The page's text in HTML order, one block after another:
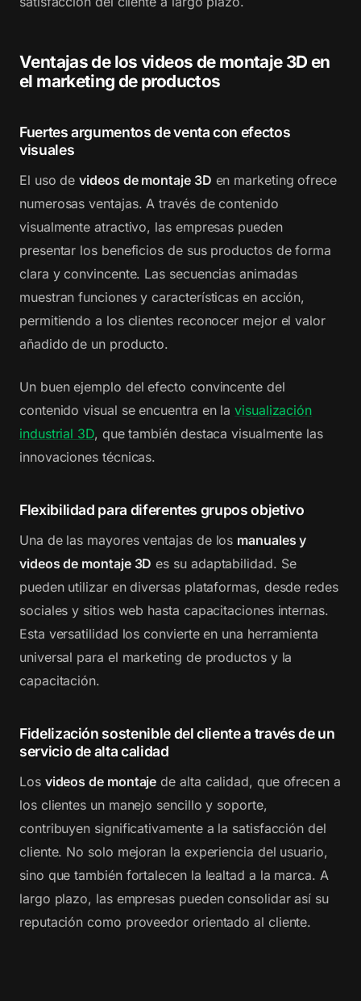
Ventajas de los videos de montaje 3D en
el marketing de productos
Fuertes argumentos de venta con efectos
visuales
El uso devideos de montaje 3D en marketing ofrece
numerosas ventajas. A través de contenido
visualmente atractivo, las empresas pueden
presentar los beneficios de sus productos de forma
clara y convincente. Las secuencias animadas
muestran funciones y características en acción,
permitiendo a los clientes reconocer mejor el valor
añadido de un producto.
Un buen ejemplo del efecto convincente del
contenido visual se encuentra en lavisualización
industrial 3D, que también destaca visualmente las
innovaciones técnicas.
Flexibilidad para diferentes grupos objetivo
Una de las mayores ventajas de los manuales y
videos de montaje 3D es su adaptabilidad. Se
pueden utilizar en diversas plataformas, desde redes
sociales y sitios web hasta capacitaciones internas.
Esta versatilidad los convierte en una herramienta
universal para el marketing de productos y la
capacitación.
Fidelización sostenible del cliente a través de un
servicio de alta calidad
Los videos de montaje de alta calidad, que ofrecen a
los clientes un manejo sencillo y soporte,
contribuyen significativamente a la satisfacción del
cliente. No solo mejoran la experiencia del usuario,
sino que también fortalecen la lealtad a la marca. A
largo plazo, las empresas pueden consolidar así su
reputación como proveedor orientado al cliente.